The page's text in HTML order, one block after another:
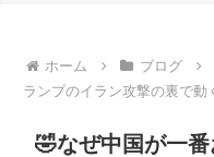
ホーム ブログ
ランプのイラン攻撃の裏で動
🤣なぜ中国が一